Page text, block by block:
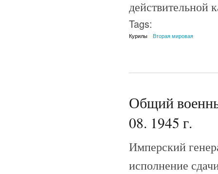
действительной
Tags:
Курилы Вторая мировая
Общий
08. 1945 г.
Имперский
исполнение